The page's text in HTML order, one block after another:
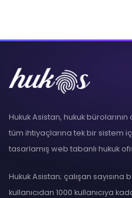
Hukuk Asistan, hukuk
tüm ihtiyaçlarına tek bir sistem
tasarlamış web tabanlı hukuk
Hukuk Asistan; çalışan sayısına
kullanıcıdan 1000 kullanıcıya